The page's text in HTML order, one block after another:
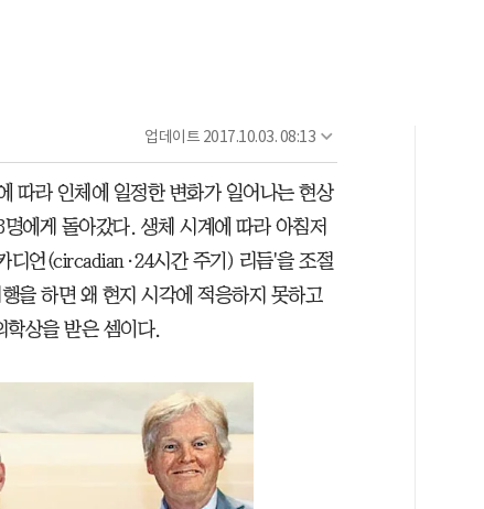
업데이트 2017.10.03. 08:13
따라 인체에 일정한 변화가 일어나는 현상
에게 돌아갔다. 생체 시계에 따라 아침저
디언(circadian·24시간 주기) 리듬'을 조절
을 하면 왜 현지 시각에 적응하지 못하고
학상을 받은 셈이다.